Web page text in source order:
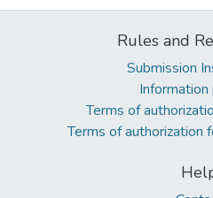
Rules and
Submission
Information
Terms of
Terms of authorization